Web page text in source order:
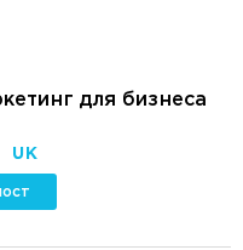
для бизнеса
UK